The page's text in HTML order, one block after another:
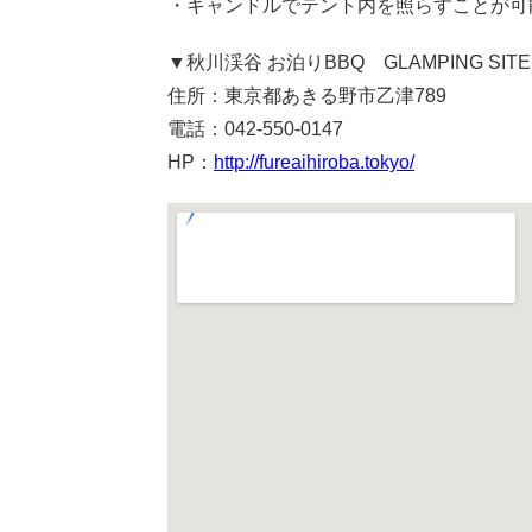
・キャンドルでテント内を照らすことが
▼秋川渓谷 お泊りBBQ GLAMPING SITE
住所：東京都あきる野市乙津789
電話：042-550-0147
HP： http://fureaihiroba.tokyo/